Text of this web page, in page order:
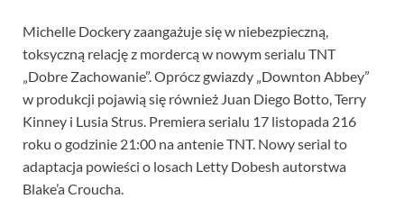
Michelle Dockery zaangażuje się w niebezpieczną,
toksyczną relację z mordercą w nowym serialu TNT
„Dobre Zachowanie”. Oprócz gwiazdy „Downton Abbey”
w produkcji pojawią się również Juan Diego Botto, Terry
Kinney i Lusia Strus. Premiera serialu 17 listopada 216
roku o godzinie 21:00 na antenie TNT. Nowy serial to
adaptacja powieści o losach Letty Dobesh autorstwa
Blake’a Croucha.